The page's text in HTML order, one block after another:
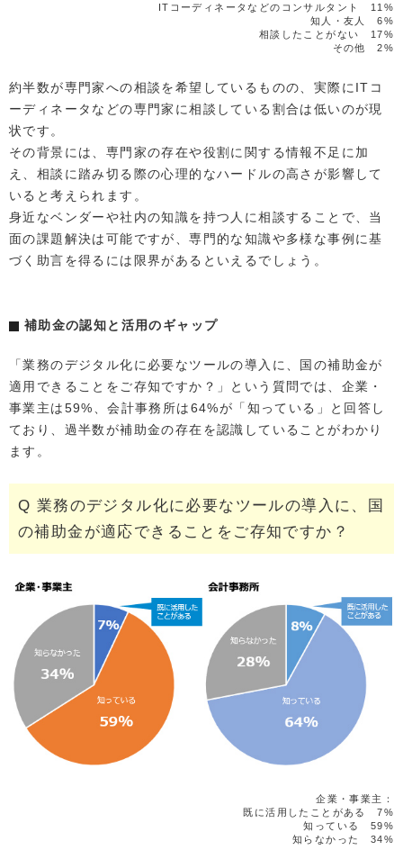
ITコーディネータなどのコンサルタント 11%
知人・友人 6%
相談したことがない 17%
その他 2%
約半数が専門家への相談を希望しているものの、実際にITコ
ーディネータなどの専門家に相談している割合は低いのが現
状です。
その背景には、専門家の存在や役割に関する情報不足に加
え、相談に踏み切る際の心理的なハードルの高さが影響して
いると考えられます。
身近なベンダーや社内の知識を持つ人に相談することで、当
面の課題解決は可能ですが、専門的な知識や多様な事例に基
づく助言を得るには限界があるといえるでしょう。
補助金の認知と活用のギャップ
「業務のデジタル化に必要なツールの導入に、国の補助金が
適用できることをご存知ですか？」という質問では、企業・
事業主は59%、会計事務所は64%が「知っている」と回答し
ており、過半数が補助金の存在を認識していることがわかり
ます。
Q 業務のデジタル化に必要なツールの導入に、国
の補助金が適応できることをご存知ですか？
企業・事業主：
既に活用したことがある 7%
知っている 59%
知らなかった 34%